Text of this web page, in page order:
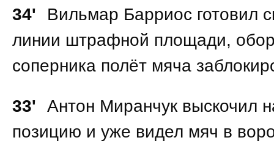
34'
Вильмар Барриос готовил
линии штрафной площади,
соперника полёт мяча
33'
Антон Миранчук выскочил
позицию и уже видел мяч в